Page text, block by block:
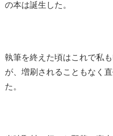
の本は誕生した。
執筆を終えた頃はこれで私
が、増刷されることもなく
た。